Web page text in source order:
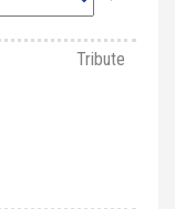
Tribute